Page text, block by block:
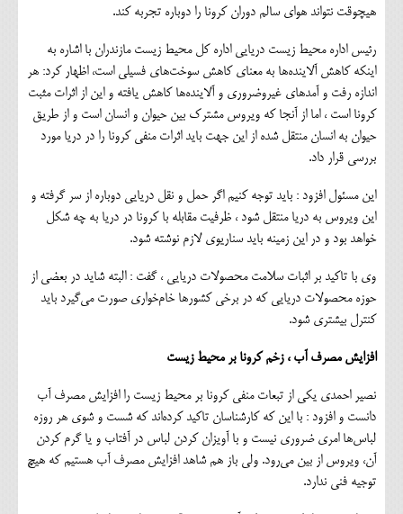
هیچوقت نتواند هوای سالم دوران کرونا را دوباره تجربه کند.
رئیس اداره محیط زیست دریایی اداره کل محیط زیست مازندران با اشاره به
اینکه کاهش آلاینده‌ها به معنای کاهش سوخت‌های فسیلی است، اظهار کرد: هر
اندازه رفت و آمدهای غیروضروری و آلاینده‌ها کاهش یافته و این از اثرات مثبت
کرونا است ، اما از آنجا که ویروس مشترک بین حیوان و انسان است و از طریق
حیوان به انسان منتقل شده از این جهت باید اثرات منفی کرونا را در دریا مورد
بررسی قرار داد.
این مسئول افزود : باید توجه کنیم اگر حمل و نقل دریایی دوباره از سر گرفته و
این ویروس به دریا منتقل شود ، ظرفیت مقابله با کرونا در دریا به چه شکل
خواهد بود و در این زمینه باید سناریوی لازم نوشته شود.
وی با تاکید بر اثبات سلامت محصولات دریایی ، گفت : البته شاید در بعضی از
حوزه محصولات دریایی که در برخی کشورها خام‌خواری صورت می‌گیرد باید
کنترل بیشتری شود.
افزایش مصرف آب ، زخم کرونا بر محیط زیست
نصیر احمدی یکی از تبعات منفی کرونا بر محیط زیست را افزایش مصرف آب
دانست و افزود : با این که کارشناسان تاکید کرده‌اند که شست و شوی هر روزه
لباس‌ها امری ضروری نیست و با آویزان کردن لباس در آفتاب و یا گرم کردن
آن، ویروس از بین می‌رود. ولی باز هم شاهد افزایش مصرف آب هستیم که هیچ
توجیه فنی ندارد.